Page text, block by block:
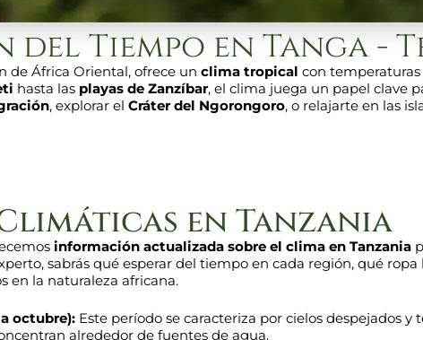
Tiempo en Tanga -
de África Oriental, ofrece unclima tropical con
hasta las playas de Zanzíbar, el clima juega un papel clave
, explorar elCráter del Ngorongoro, o relajarte en las
en Tanzania
información actualizada sobre el clima en Tanzania
sabrás qué esperar del tiempo en cada región, qué
en la naturaleza africana.
octubre):Este período se caracteriza por cielos despejados
alrededor de fuentes de agua.